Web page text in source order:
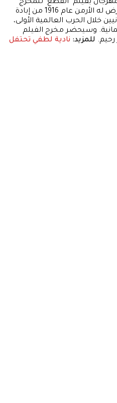
بفيلم "القطع" للمخرج
التركي فاتح أكين ويتناول ما تعرض له الأرمن عام 1916 من إبادة
خلال الحرب العالمية الأولى،
وسيحضر مخرج الفيلم
للمزيد: نادية لطفي تحتفل